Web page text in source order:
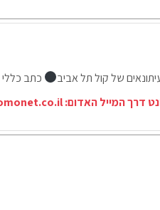
של קול תל אביב
כתב כללי
דרך המייל האדום: